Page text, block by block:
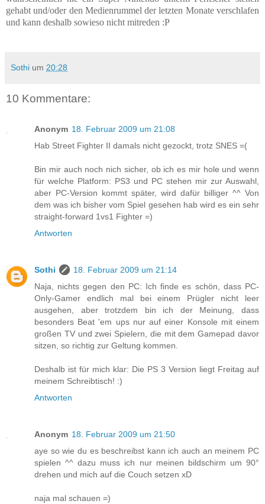
gehabt und/oder den Medienrummel der letzten Monate verschlafen
und kann deshalb sowieso nicht mitreden :P
Sothi um 20:28
10 Kommentare:
Anonym 18. Februar 2009 um 21:08
Hab Street Fighter II damals nicht gezockt, trotz SNES =(
Bin mir auch noch nich sicher, ob ich es mir hole und wenn
für welche Platform: PS3 und PC stehen mir zur Auswahl,
aber PC-Version kommt später, wird dafür billiger ^^ Von
dem was ich bisher vom Spiel gesehen hab wird es ein sehr
straight-forward 1vs1 Fighter =)
Antworten
Sothi
18. Februar 2009 um 21:14
Naja, nichts gegen den PC: Ich finde es schön, dass PC-
Only-Gamer endlich mal bei einem Prügler nicht leer
ausgehen, aber trotzdem bin ich der Meinung, dass
besonders Beat 'em ups nur auf einer Konsole mit einem
großen TV und zwei Spielern, die mit dem Gamepad davor
sitzen, so richtig zur Geltung kommen.
Deshalb ist für mich klar: Die PS 3 Version liegt Freitag auf
meinem Schreibtisch! :)
Antworten
Anonym 18. Februar 2009 um 21:50
aye so wie du es beschreibst kann ich auch an meinem PC
spielen ^^ dazu muss ich nur meinen bildschirm um 90°
drehen und mich auf die Couch setzen xD
naja mal schauen =)